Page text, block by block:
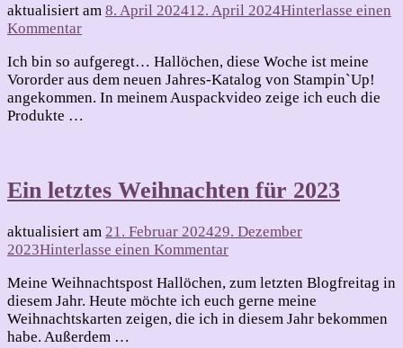
aktualisiert am 8. April 202412. April 2024Hinterlasse einen
Kommentarzu
kleine
Vororder
aus
dem
2025
–
Stampin`Up!
Ich bin so aufgeregt… Hallöchen, diese Woche ist meine
Vororder aus dem neuen Jahres-Katalog von Stampin`Up!
angekommen. In meinem Auspackvideo zeige ich euch die
Produkte …
Ein letztes Weihnachten für 2023
aktualisiert am 21. Februar 202429. Dezember
2023Hinterlasse einen Kommentarzu
letztes
Weihnachten
für
Meine Weihnachtspost Hallöchen, zum letzten Blogfreitag in
diesem Jahr. Heute möchte ich euch gerne meine
Weihnachtskarten zeigen, die ich in diesem Jahr bekommen
habe. Außerdem …